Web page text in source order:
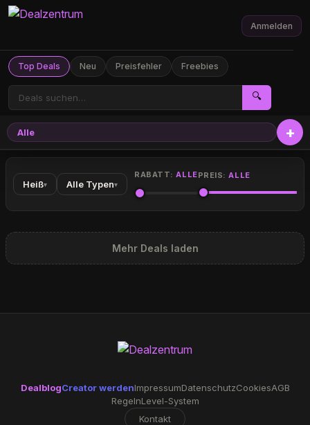
Top Deals Neu Preisfehler Freebies
🔍
Anmelden
Alle
Heiß▾ Alle Typen▾
RABATT:ALLEPREIS:ALLE
Mehr Deals laden
DealblogCreator werdenImpressumDatenschutzCookiesAGB
RegelnLevel-System
Kontakt